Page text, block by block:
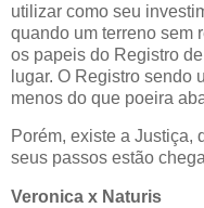
utilizar como seu
quando um terreno sem
os papeis do Registro
lugar. O Registro sendo
menos do que poeira
Porém, existe a Justiça,
seus passos estão
Veronica x Naturis